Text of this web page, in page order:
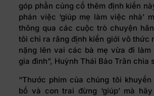
góp phần củng cố thêm định kiến
phán việc ‘giúp mẹ làm việc nhà’
thông qua các cuộc trò chuyện
tôi chỉ ra rằng định kiến ​​giới vô thức
nặng lên vai các bà mẹ vừa đi làm
gia đình”, Huỳnh Thái Bảo Trân chia
“Thước phim của chúng tôi
bố và con trai đừng ‘giúp’ mà